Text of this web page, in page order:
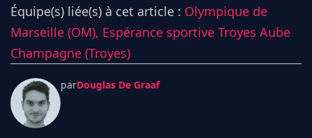
Équipe(s) liée(s) à cet article : Olympique de
Marseille (OM), Espérance sportive Troyes Aube
Champagne (Troyes)
parDouglas De Graaf